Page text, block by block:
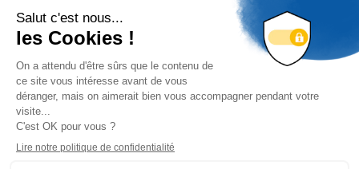
32 rue de Mogador
75 009 Paris
Espace Presse
Trouver un
professionnel
Nous suivre